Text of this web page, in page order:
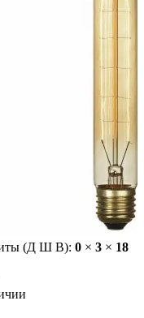
(Д Ш В): 0 × 3 × 18